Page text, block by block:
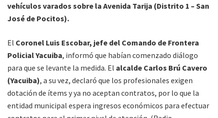
vehículos varados sobre la Avenida Tarija (Distrito 1 – San
José de Pocitos).
El Coronel Luis Escobar, jefe del Comando de Frontera
Policial Yacuiba, informó que habían comenzado diálogo
para que se levante la medida. El alcalde Carlos Brú Cavero
(Yacuiba), a su vez, declaró que los profesionales exigen
dotación de ítems y ya no aceptan contratos, por lo que la
entidad municipal espera ingresos económicos para efectuar